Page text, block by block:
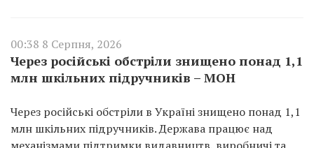
00:38 8 Серпня, 2026
Через російські обстріли знищено понад 1,1
млн шкільних підручників – МОН
Через російські обстріли в Україні знищено понад 1,1
млн шкільних підручників. Держава працює над
механізмами підтримки видавництв, виробничі та